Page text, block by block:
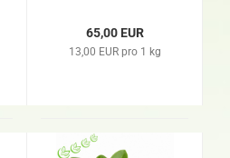
65,00 EUR
13,00 EUR pro 1 kg